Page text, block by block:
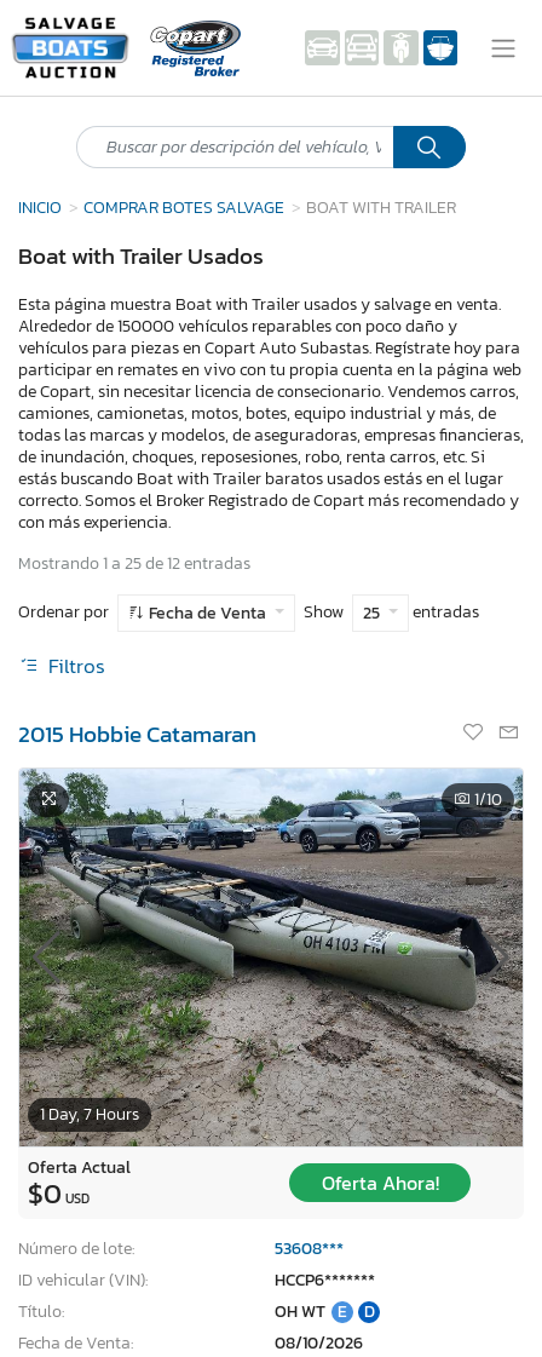
INICIO COMPRAR BOTES SALVAGE BOAT WITH TRAILER
Boat with Trailer Usados
Esta página muestra Boat with Trailer usados y salvage en venta.
Alrededor de 150000 vehículos reparables con poco daño y
vehículos para piezas en Copart Auto Subastas. Regístrate hoy para
participar en remates en vivo con tu propia cuenta en la página web
de Copart, sin necesitar licencia de consecionario. Vendemos carros,
camiones, camionetas, motos, botes, equipo industrial y más, de
todas las marcas y modelos, de aseguradoras, empresas financieras,
de inundación, choques, reposesiones, robo, renta carros, etc. Si
estás buscando Boat with Trailer baratos usados estás en el lugar
correcto. Somos el Broker Registrado de Copart más recomendado y
con más experiencia.
Mostrando 1 a 25 de 12 entradas
Ordenar por
Fecha de Venta Show 25 entradas
Filtros
2015 Hobbie Catamaran
1 Day, 7 Hours
1/10
Oferta Actual
$0 USD
Oferta Ahora!
Número de lote:
53608***
ID vehicular (VIN):
HCCP6*******
Título:
OH WT E
D
Fecha de Venta:
08/10/2026